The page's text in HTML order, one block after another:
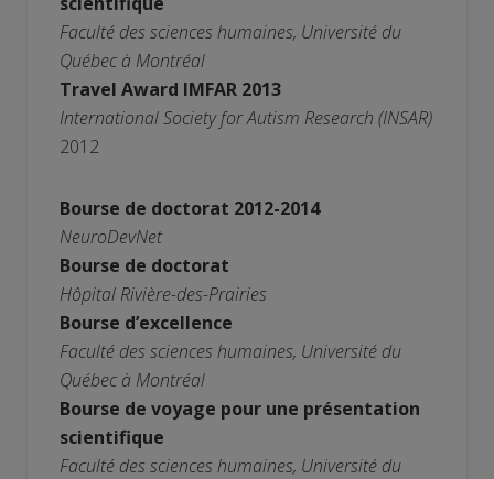
Faculté des sciences humaines, Université du
Québec à Montréal
Travel Award IMFAR 2013
International Society for Autism Research (INSAR)
2012
Bourse de doctorat 2012-2014
NeuroDevNet
Bourse de doctorat
Hôpital Rivière-des-Prairies
Bourse d’excellence
Faculté des sciences humaines, Université du
Québec à Montréal
Bourse de voyage pour une présentation
scientifique
Faculté des sciences humaines, Université du